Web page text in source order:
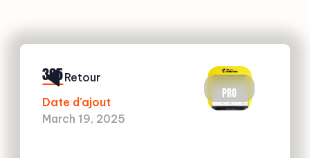
395
Date d'ajout
March 19, 2025
PRO
Retour